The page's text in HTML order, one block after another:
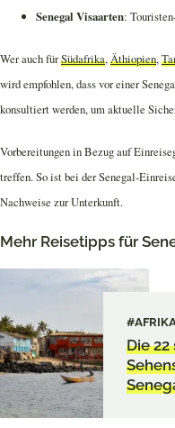
Senegal Visaarten:
Wer auch fürSüdafrika,Äthiopien,
wird empfohlen, dass vor einer
konsultiert werden, um aktuelle
Vorbereitungen in Bezug auf
treffen. So ist bei der Senegal-
Nachweise zur Unterkunft.
Mehr Reisetipps für
Die